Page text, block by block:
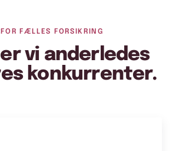
FÆLLES FORSIKRING
vi anderledes
konkurrenter.